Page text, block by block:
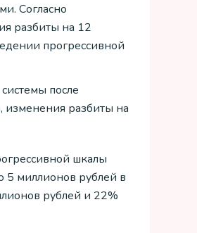
Согласно
разбиты на 12
прогрессивной
после
разбиты на
шкалы
5 миллионов рублей в
рублей и 22%